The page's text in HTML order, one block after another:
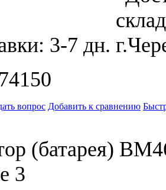
3-7 дн.
вопрос Добавить к сравнению
(батарея)
3